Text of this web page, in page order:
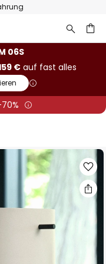
06S
€auf fast alles